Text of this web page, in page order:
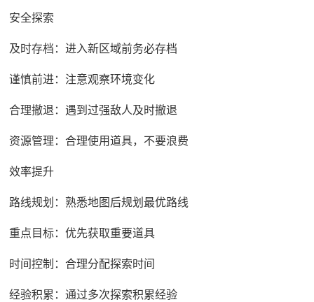
安全探索
及时存档：进入新区域前务必存档
谨慎前进：注意观察环境变化
合理撤退：遇到过强敌人及时撤退
资源管理：合理使用道具，不要浪费
效率提升
路线规划：熟悉地图后规划最优路线
重点目标：优先获取重要道具
时间控制：合理分配探索时间
经验积累：通过多次探索积累经验